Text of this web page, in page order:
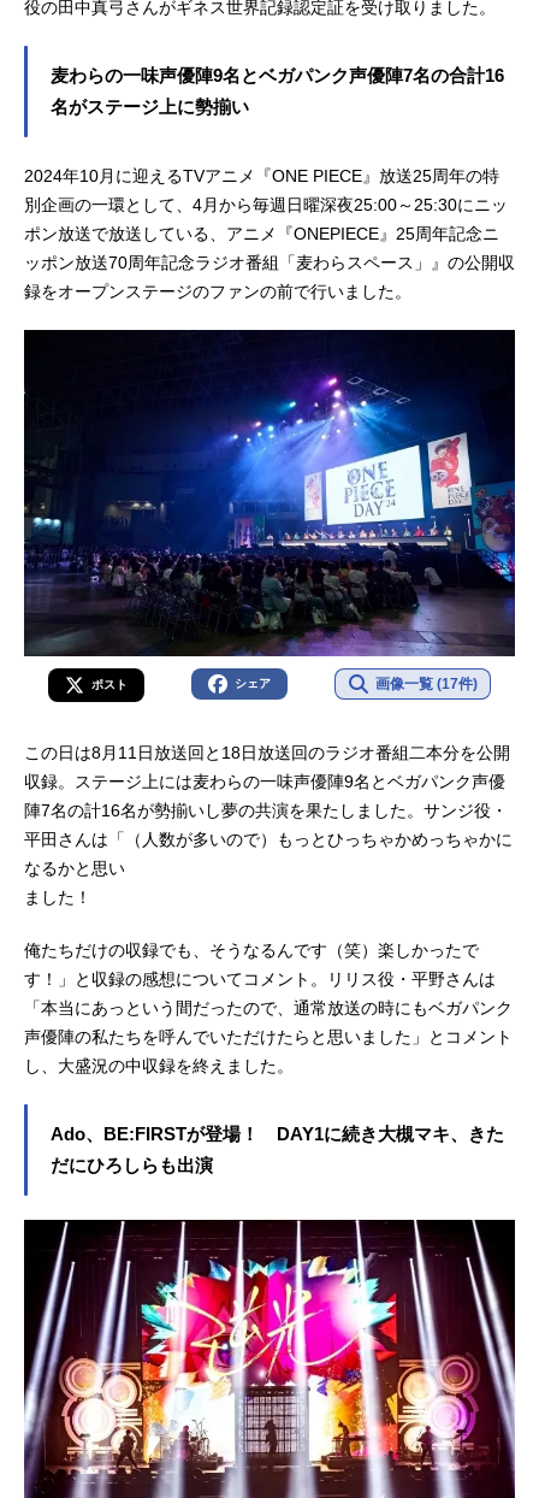
役の田中真弓さんがギネス世界記録認定証を受け取りました。
麦わらの一味声優陣9名とベガパンク声優陣7名の合計16
名がステージ上に勢揃い
2024年10月に迎えるTVアニメ『ONE PIECE』放送25周年の特
別企画の一環として、4月から毎週日曜深夜25:00～25:30にニッ
ポン放送で放送している、アニメ『ONEPIECE』25周年記念ニ
ッポン放送70周年記念ラジオ番組「麦わらスペース」』の公開収
録をオープンステージのファンの前で行いました。
ポスト シェア 画像一覧 (17件)
この日は8月11日放送回と18日放送回のラジオ番組二本分を公開
収録。ステージ上には麦わらの一味声優陣9名とベガパンク声優
陣7名の計16名が勢揃いし夢の共演を果たしました。サンジ役・
平田さんは「（人数が多いので）もっとひっちゃかめっちゃかに
なるかと思い
ました！
俺たちだけの収録でも、そうなるんです（笑）楽しかったで
す！」と収録の感想についてコメント。リリス役・平野さんは
「本当にあっという間だったので、通常放送の時にもベガパンク
声優陣の私たちを呼んでいただけたらと思いました」とコメント
し、大盛況の中収録を終えました。
Ado、BE:FIRSTが登場！ DAY1に続き大槻マキ、きた
だにひろしらも出演